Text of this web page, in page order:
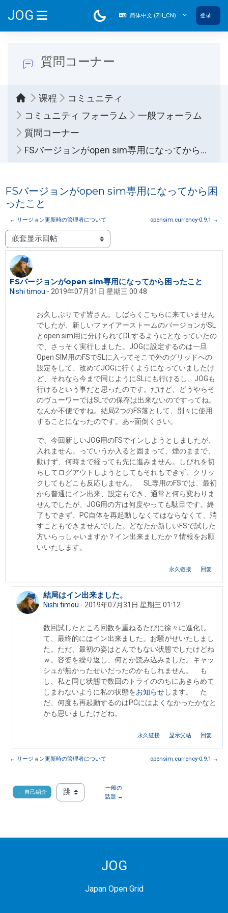
JOG 简体中文 ‎(ZH_CN)‎ 登录
質問コーナー
课程
コミュニティ
コミュニティ フォーラム
一般フォーラム
質問コーナー
FSバージョンがopen sim専用になってから困ったこと
FSバージョンがopen sim専用になってから困
ったこと
← リージョン更新時の管理者について opensim.currency-0.9.1 →
显示模式
FSバージョンがopen sim専用になってから困ったこと
Nishi timou - 2019年07月31日 星期三 00:48
回帖数：1
お久しぶりです皆さん。しばらくこちらに来ていません
でしたが、新しいファイアーストームのバージョンがSL
とopen sim用に分けられてDLするようにとなっていたの
で、さっそく実行しました。JOGに設定するのは一旦
Open SIM用のFSでSLに入ってそこで外のグリッドへの
設定をして、改めてJOGに行くようになっていましたけ
ど、それなら今まで同じようにSLにも行けるし、JOGも
行けるという事だと思ったのです。だけど、どうやらそ
のヴューワーではSLでの保存は出来ないのですってね。
なんか不便ですね。結局2つのFS落として、別々に使用
することになったのです。あ~面倒くさい。
で、今回新しいJOG用のFSでインしようとしましたが、
入れません。っていうか入ると固まって、煙のままで、
動けず、何時まで経っても先に進みません。しびれを切
らしてログアウトしようとしてもそれもできず、クリッ
クしてもどこも反応しません。 SL専用のFSでは、最初
から普通にイン出来、設定もでき、通常と何ら変わりま
せんでしたが、JOG用の方は何度やっても駄目です。終
了もできず、PC自体を再起動しなくてはならなくて、消
すこともできませんでした。どなたか新しいFSで試した
方いらっしゃいますか？イン出来ましたか？情報をお願
いいたします。
永久链接 回复
回复Nishi timou
結局はイン出来ました。
Nishi timou - 2019年07月31日 星期三 01:12
数回試したところ回数を重ねるたびに徐々に進化し
て、最終的にはイン出来ました。お騒がせいたしまし
た。ただ、最初の姿はとんでもない状態でしたけどね
ｗ。容姿を繰り返し、何とか読み込みました。キャッ
シュが無かったせいだったのかもしれません。 も
し、私と同じ状態で数回のトライののちにあきらめて
しまわないように私の状態をお知らせします。 た
だ、何度も再起動するのはPCにはよくなかったかなと
かも思いましたけどね。
永久链接 显示父帖 回复
← リージョン更新時の管理者について opensim.currency-0.9.1 →
← 自己紹介
跳至...
一般の
話題 →
JOG
Japan Open Grid